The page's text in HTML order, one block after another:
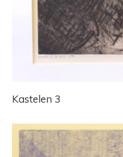
Kastelen 3